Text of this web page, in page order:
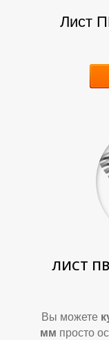
Лист
ЛИСТ
Вы можете
мм просто